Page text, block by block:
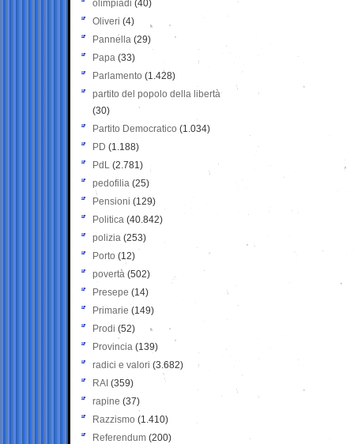
olimpiadi (40)
Oliveri (4)
Pannella (29)
Papa (33)
Parlamento (1.428)
partito del popolo della libertà
(30)
Partito Democratico (1.034)
PD (1.188)
PdL (2.781)
pedofilia (25)
Pensioni (129)
Politica (40.842)
polizia (253)
Porto (12)
povertà (502)
Presepe (14)
Primarie (149)
Prodi (52)
Provincia (139)
radici e valori (3.682)
RAI (359)
rapine (37)
Razzismo (1.410)
Referendum (200)